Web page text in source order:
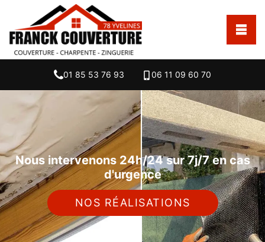
01 85 53 76 93 06 11 09 60 70
Nous intervenons 24h/24 sur 7j/7 en cas
d'urgence
NOS RÉALISATIONS